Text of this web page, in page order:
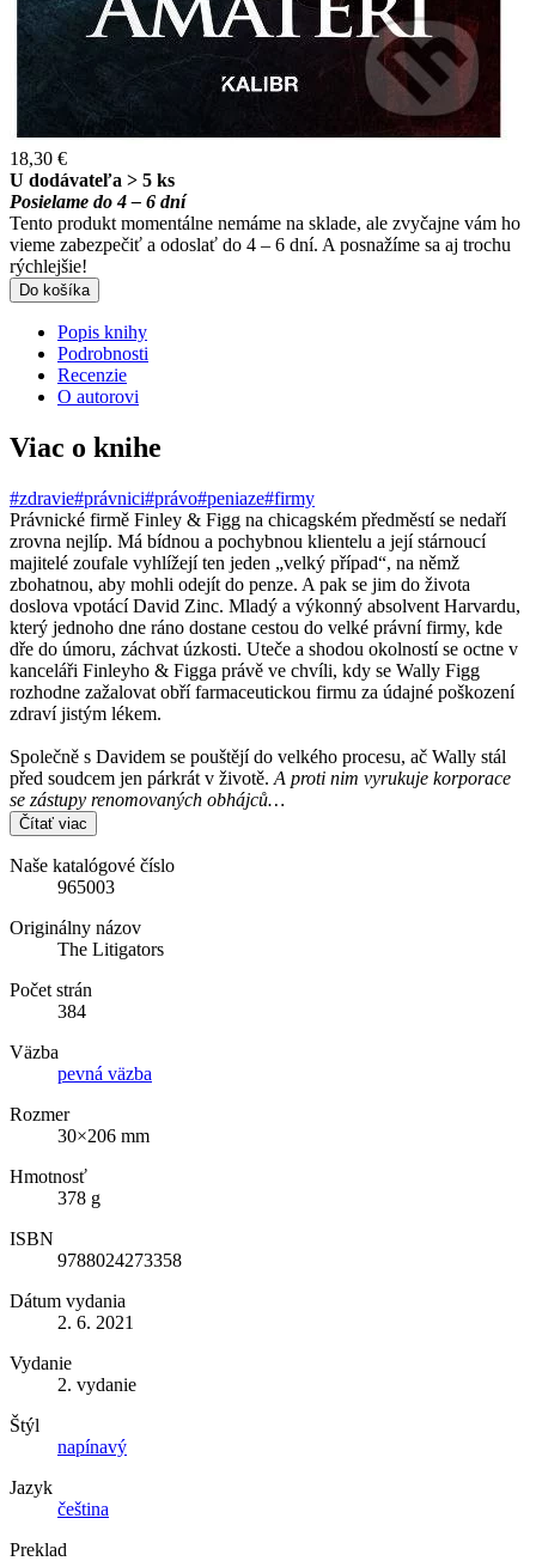
18,30 €
U dodávateľa > 5 ks
Posielame do 4 – 6 dní
Tento produkt momentálne nemáme na sklade, ale zvyčajne vám ho
vieme zabezpečiť a odoslať do 4 – 6 dní. A posnažíme sa aj trochu
rýchlejšie!
Do košíka
Popis knihy
Podrobnosti
Recenzie
O autorovi
Viac o knihe
#zdravie#právnici#právo#peniaze#firmy
Právnické firmě Finley & Figg na chicagském předměstí se nedaří
zrovna nejlíp. Má bídnou a pochybnou klientelu a její stárnoucí
majitelé zoufale vyhlížejí ten jeden „velký případ“, na němž
zbohatnou, aby mohli odejít do penze. A pak se jim do života
doslova vpotácí David Zinc. Mladý a výkonný absolvent Harvardu,
který jednoho dne ráno dostane cestou do velké právní firmy, kde
dře do úmoru, záchvat úzkosti. Uteče a shodou okolností se octne v
kanceláři Finleyho & Figga právě ve chvíli, kdy se Wally Figg
rozhodne zažalovat obří farmaceutickou firmu za údajné poškození
zdraví jistým lékem.
Společně s Davidem se pouštějí do velkého procesu, ač Wally stál
před soudcem jen párkrát v životě. A proti nim vyrukuje korporace
se zástupy renomovaných obhájců…
Čítať viac
Naše katalógové číslo
965003
Originálny názov
The Litigators
Počet strán
384
Väzba
pevná väzba
Rozmer
30×206 mm
Hmotnosť
378 g
ISBN
9788024273358
Dátum vydania
2. 6. 2021
Vydanie
2. vydanie
Štýl
napínavý
Jazyk
čeština
Preklad